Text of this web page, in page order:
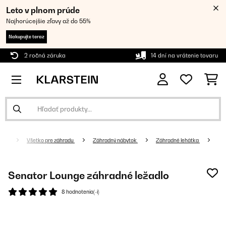
Leto v plnom prúde
Najhorúcejšie zľavy až do 55%
Nakupujte teraz
2 ročná záruka 14 dní na vrátenie tovaru
Všetko pre záhradu Záhradný nábytok Záhradné lehátka
Senator Lounge záhradné ležadlo
8 hodnotenia(-í)